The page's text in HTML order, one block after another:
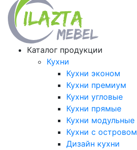
Каталог продукции
Кухни
Кухни эконом
Кухни премиум
Кухни угловые
Кухни прямые
Кухни модульные
Кухни с островом
Дизайн кухни